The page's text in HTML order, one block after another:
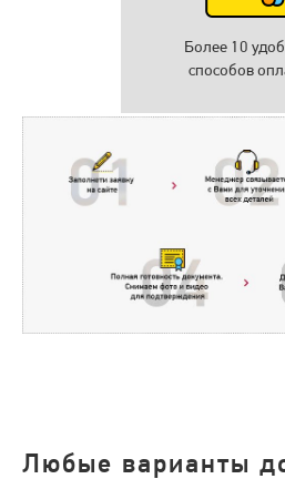
Более 10
способов
Любые варианты